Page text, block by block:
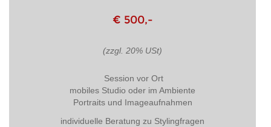
€ 500,-
(zzgl. 20% USt)
Session vor Ort
mobiles Studio oder im Ambiente
Portraits und Imageaufnahmen
individuelle Beratung zu Stylingfragen